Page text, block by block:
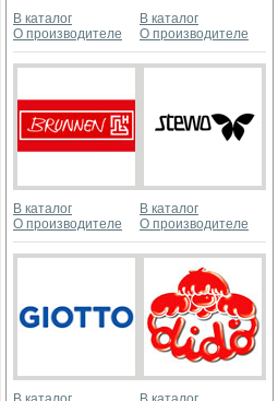
В каталог
О производителе
В каталог
О производителе
В каталог
О производителе
В каталог
О производителе